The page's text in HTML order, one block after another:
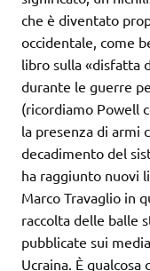
che è diventato
occidentale, come
libro sulla «disfatta
durante le guerre
(ricordiamo Powell
la presenza di armi
decadimento del
ha raggiunto nuovi
Marco Travaglio in
raccolta delle balle
pubblicate sui
Ucraina. È